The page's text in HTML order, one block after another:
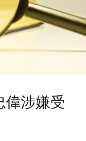
偉涉嫌受